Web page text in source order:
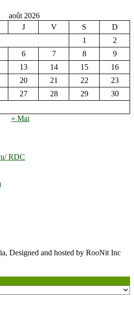
août 2026
J V S
D
1
2
6 7 8
9
13 14 15
16
20 21 22
23
27 28 29
30
« Mai
RDC
Designed and hosted by RooNit Inc